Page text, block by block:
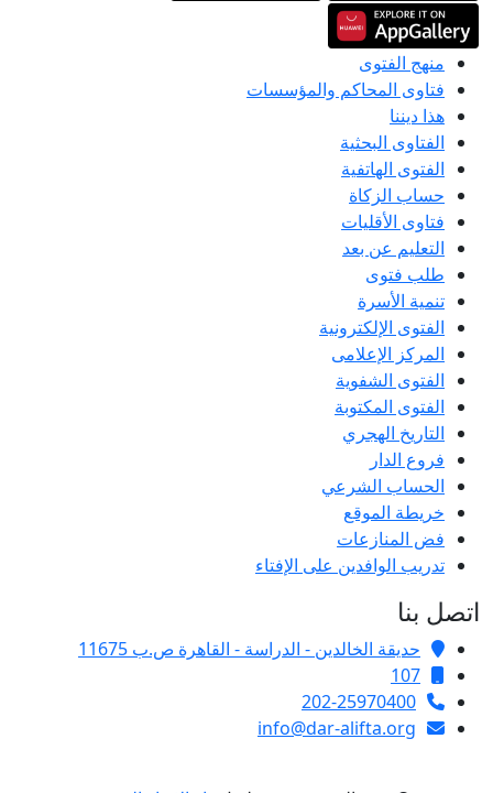
منهج الفتوى
فتاوى المحاكم والمؤسسات
هذا ديننا
الفتاوى البحثية
الفتوى الهاتفية
حساب الزكاة
فتاوى الأقليات
التعليم عن بعد
طلب فتوى
تنمية الأسرة
الفتوى الإلكترونية
المركز الإعلامى
الفتوى الشفوية
الفتوى المكتوبة
التاريخ الهجري
فروع الدار
الحساب الشرعي
خريطة الموقع
فض المنازعات
تدريب الوافدين على الإفتاء
اتصل بنا
حديقة الخالدين - الدراسة - القاهرة ص.ب 11675
107
202-25970400
info@dar-alifta.org